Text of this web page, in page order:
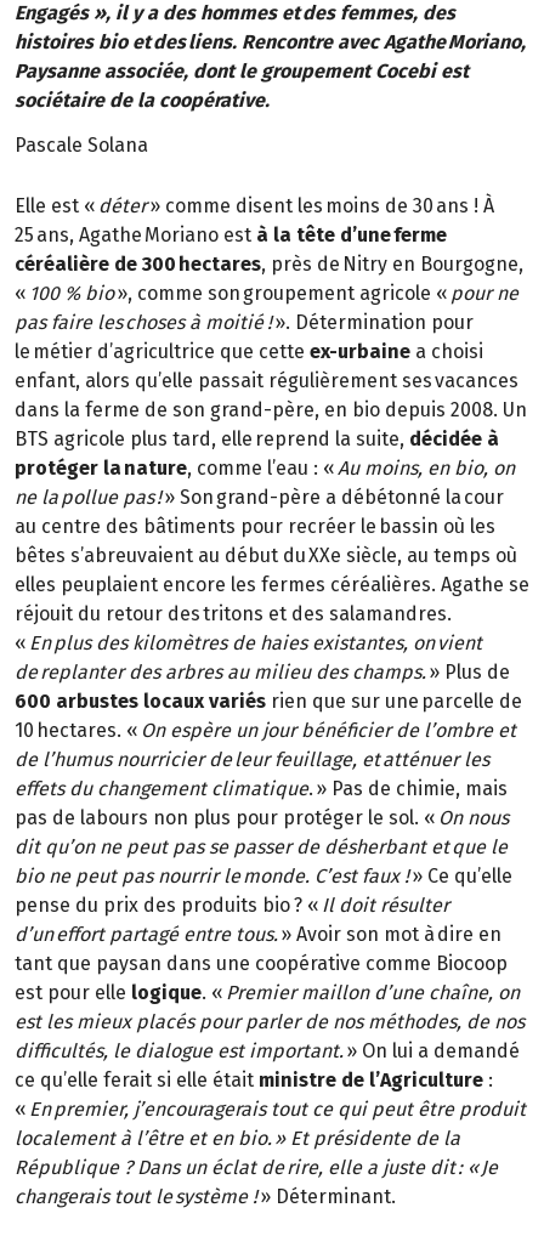
Engagés », il y a des hommes et des femmes, des
histoires bio et des liens. Rencontre avec Agathe Moriano,
Paysanne associée, dont le groupement Cocebi est
sociétaire de la coopérative.
Pascale Solana
Elle est « déter» comme disent les moins de 30 ans ! À
25 ans, Agathe Moriano est à la tête d’une ferme
céréalière de 300 hectares, près de Nitry en Bourgogne,
« 100 % bio», comme son groupement agricole « pour ne
pas faire les choses à moitié !». Détermination pour
le métier d’agricultrice que cette ex-urbaine a choisi
enfant, alors qu’elle passait régulièrement ses vacances
dans la ferme de son grand-père, en bio depuis 2008. Un
BTS agricole plus tard, elle reprend la suite, décidée à
protéger la nature, comme l’eau : « Au moins, en bio, on
ne la pollue pas !» Son grand-père a débétonné la cour
au centre des bâtiments pour recréer le bassin où les
bêtes s’abreuvaient au début du XXe siècle, au temps où
elles peuplaient encore les fermes céréalières. Agathe se
réjouit du retour des tritons et des salamandres.
« En plus des kilomètres de haies existantes, on vient
de replanter des arbres au milieu des champs.» Plus de
600 arbustes locaux variés rien que sur une parcelle de
10 hectares. « On espère un jour bénéficier de l’ombre et
de l’humus nourricier de leur feuillage, et atténuer les
effets du changement climatique. » Pas de chimie, mais
pas de labours non plus pour protéger le sol. « On nous
dit qu’on ne peut pas se passer de désherbant et que le
bio ne peut pas nourrir le monde. C’est faux !» Ce qu’elle
pense du prix des produits bio ? « Il doit résulter
d’un effort partagé entre tous.» Avoir son mot à dire en
tant que paysan dans une coopérative comme Biocoop
est pour elle logique. « Premier maillon d’une chaîne, on
est les mieux placés pour parler de nos méthodes, de nos
difficultés, le dialogue est important.» On lui a demandé
ce qu’elle ferait si elle était ministre de l’Agriculture :
« En premier, j’encouragerais tout ce qui peut être produit
localement à l’être et en bio. » Et présidente de la
République ? Dans un éclat de rire, elle a juste dit : « Je
changerais tout le système !» Déterminant.